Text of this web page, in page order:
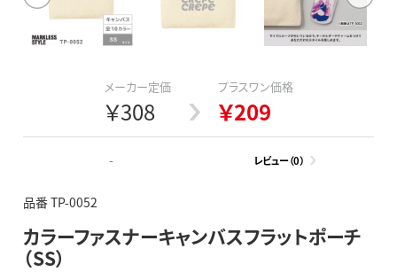
メーカー定価
￥308
プラスワン価格
￥209
- レビュー（0）
品番 TP-0052
カラーファスナーキャンバスフラットポーチ
（SS）